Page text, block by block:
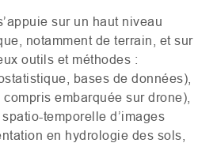
sur un haut niveau
notamment de terrain, et sur
outils et méthodes :
bases de données),
embarquée sur drone),
temporelle d’images
en hydrologie des sols,